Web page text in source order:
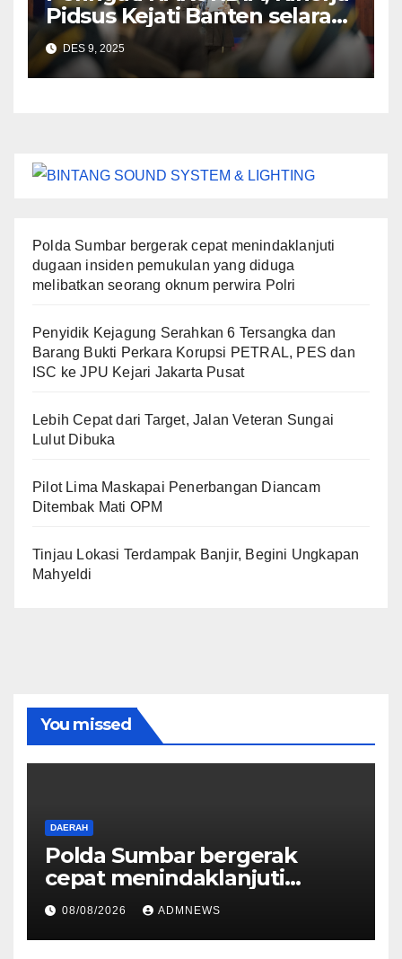
Pidsus Kejati Banten selaras
dengan amanat Jaksa Agung
DES 9, 2025
Polda Sumbar bergerak cepat menindaklanjuti
dugaan insiden pemukulan yang diduga
melibatkan seorang oknum perwira Polri
Penyidik Kejagung Serahkan 6 Tersangka dan
Barang Bukti Perkara Korupsi PETRAL, PES dan
ISC ke JPU Kejari Jakarta Pusat
Lebih Cepat dari Target, Jalan Veteran Sungai
Lulut Dibuka
Pilot Lima Maskapai Penerbangan Diancam
Ditembak Mati OPM
Tinjau Lokasi Terdampak Banjir, Begini Ungkapan
Mahyeldi
You missed
DAERAH
Polda Sumbar bergerak
cepat menindaklanjuti
dugaan insiden pemukulan
yang diduga melibatkan
seorang oknum perwira Polri
08/08/2026 ADMNEWS